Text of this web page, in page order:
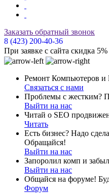
Заказать обратный звонок
8 (423) 200-40-36
При заявке с сайта скидка 5%
Ремонт Компьютеров и
Связаться с нами
Проблемы с жестким?
Выйти на нас
Читай о SEO
Читать
Есть бизнес? Надо
Обращайся!
Выйти на нас
Запоролил комп и
Выйти на нас
Общайся на форуме!
Форум